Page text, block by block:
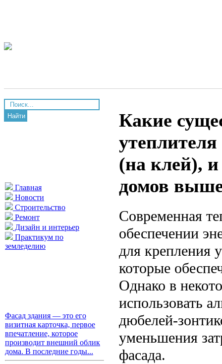
Найти
Главная
Новости
Строительство
Ремонт
Дизайн и интерьер
Практикум по
земледелию
Фасад здания — это его
визитная карточка, первое
впечатление, которое
производит внешний облик
дома. В последние годы...
Какие
(на клей),
домов
Современная
обеспечении
для крепления
которые
Однако в
использовать
дюбелей-
уменьшения
фасада.